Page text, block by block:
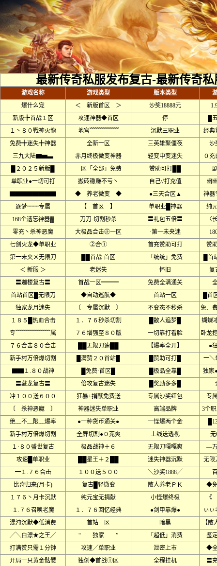
最新传奇私服发布复古-最新传奇
游戏名称 游戏类型 版本类型
爆什么宠
＜ 新版首区 ＞ 沙奖18888元
新版╊首战１区
攻速神器◆首区 停
█
１丶８０戰神火龍
地宫﹌﹌﹌﹌﹌ 沉默三职业
经典
免费╋迷失╋神器
全新一区 三英雄聚僵夜
沙
三九大陆▆▅▃
赤月终极微变神器 轻变中变迷失
０充
█２０２５新版█
一区「全部」免费 赞助可打██
单职业●一切可打
搬砖稳赚不亏丶 自己√打充值
幽
◆ 养老微变 ◆ ●三天合区▲
神器
逐梦┉┉专属
【 首区 】 单职业█神器
纯
168个遗忘神器▓
刀刀·切割秒杀 〓礼包五倍〓
〈
零充丶杀神恶魔
大极品合击㊣一区 ·第一未央迷
七剑火龙◆单职业
②合① 首充赞助可打
赞
第一未央メ无限刀
██首战·首区 「统统」免费
█
＜ 新服 ＞
老迷失 怀旧
〓迦楼复古〓
首战一区━━━ 免费全满通关
首站首区█无限刀
◆自动巡航◆ 首站一区
█首
独家龙月迷失
〔 专属沉默 〕 不变态不秒杀
免．
１８５█热血合击
１．７６秒杀切割 █散人追梦█
蝴蝶
专﹌﹌﹌﹌﹌﹌属
７６增强至８０版 一切靠打看脸
卧龙
７６合击８０合击
██无限刀速██ 【爆率全开】
●
新手村万倍爆切割
█满赞２０首站█ █赞助可打█
一＼
▇▇１.８０战神
█免费·首区█ █极品全靠█
独家
〓藏龙复古〓
倍攻复古迷失 █奖励多多█
冲１００送６００
狂暴+捐献免费送 专属沙奖红包
专
〔 杀神恶魔 〕
神器迷失单职业 高端品牌
3个
绝﹏不﹏限﹏爆率
●一种货币通关● 一怪爆两个金
新手村万倍爆切割
全屏切割●０茺爽 上线送透视
１·８０盛世复古
极品战神＋６ 无限刀嘎嘎爽
––
攻速█单职业
██星王＋２██ 迷失神器沉默
无限
━１.７６合击
１００送５００ ╲沙奖1888╱
比奇归来(月卡)
复古█轻微变 散人养老ＰＫ
◆
１７６丶月卡沉默
纯元宝无捐献 小怪爆终极
１.７６召唤老魔
１．７６回忆经典 ●剑甲靠爆●
ぃぃ
混沌沉默◆低消费
首站一区 暗黑
【
╱╲白漂★之王╱
“ 独家 ” 「超低」消费
鉴
打满赞只需１分钟
攻速╱单职业 泄密上市
◆
开局一只黄金骷髅
独创◆首战①区 全程挂机
〓